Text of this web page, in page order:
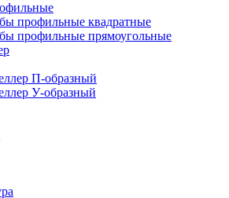
профильные квадратные
профильные прямоугольные
П-образный
У-образный